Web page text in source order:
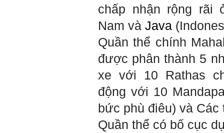
chấp nhận rộng
Nam và Java
Quần thể chính
được phân thành 5
xe với 10 Rathas
động với 10
bức phù điêu) và
Quần thể có bố cục